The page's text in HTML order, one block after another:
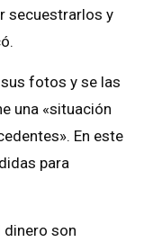
secuestrarlos y
fotos y se las
una «situación
En este
para
dinero son